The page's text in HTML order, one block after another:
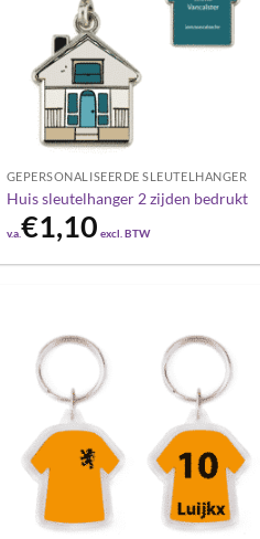
GEPERSONALISEERDE SLEUTELHANGER
Huis sleutelhanger 2 zijden bedrukt
v.a.€1,10 excl. BTW